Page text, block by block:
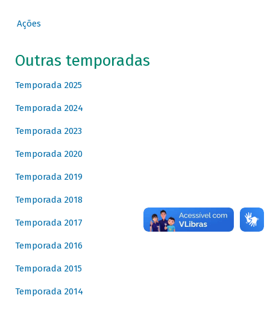
Ações
Outras temporadas
Temporada 2025
Temporada 2024
Temporada 2023
Temporada 2020
Temporada 2019
Temporada 2018
Temporada 2017
Temporada 2016
Temporada 2015
Temporada 2014